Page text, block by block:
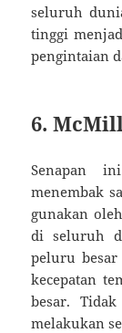
seluruh
tinggi
pengintaian
6.
Senapan
menembak
gunakan
di seluruh
peluru
kecepatan
besar.
melakukan